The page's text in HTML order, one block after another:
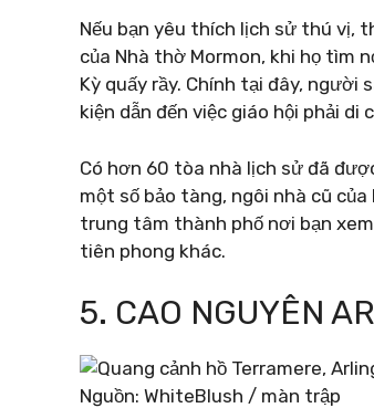
Nếu bạn yêu thích lịch sử thú vị,
của Nhà thờ Mormon, khi họ tìm
Kỳ quấy rầy. Chính tại đây,
kiện dẫn đến việc giáo hội phải di
Có hơn 60 tòa nhà lịch sử đã
một số bảo tàng, ngôi nhà cũ
trung tâm thành phố nơi bạn
tiên phong khác.
5. CAO NGUYÊN
Nguồn: WhiteBlush / màn trập